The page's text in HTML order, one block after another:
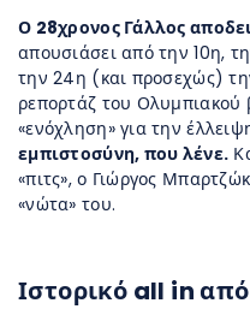
Ο 28χρονος Γάλλος
απουσιάσει από την 10η,
την 24η (και προσεχώς)
ρεπορτάζ του Ολυμπιακού
«ενόχληση» για την
εμπιστοσύνη, που λένε.
«πιτς», ο Γιώργος
«νώτα» του.
Ιστορικό all in